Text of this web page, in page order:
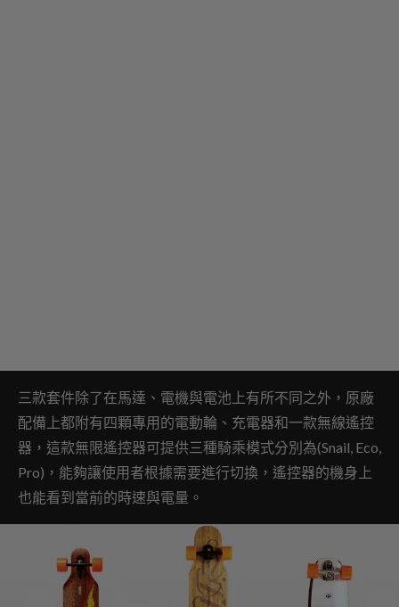
三款套件除了在馬達、電機與電池上有所不同之外，原廠
配備上都附有四顆專用的電動輪、充電器和一款無線遙控
器，這款無限遙控器可提供三種騎乘模式分別為(Snail, Eco,
Pro)，能夠讓使用者根據需要進行切換，遙控器的機身上
也能看到當前的時速與電量。